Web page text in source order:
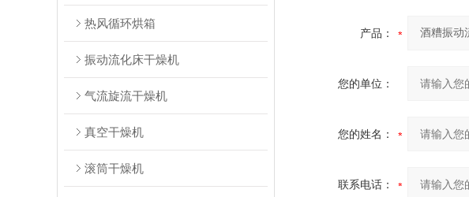
热风循环烘箱
振动流化床干燥机
气流旋流干燥机
真空干燥机
滚筒干燥机
产品：
您的单位：
您的姓名：
联系电话：